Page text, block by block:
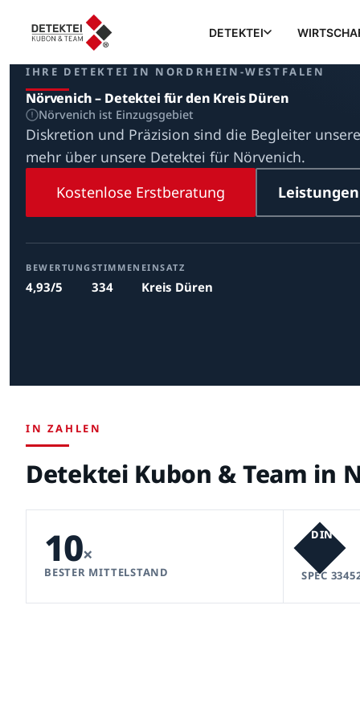
DETEKTEI
IHRE DETEKTEI IN NORDRHEIN-WESTFALEN
Nörvenich – Detektei für den Kreis Düren
Nörvenich ist Einzugsgebiet
Diskretion und Präzision sind die Begleiter
mehr über unsere Detektei für Nörvenich.
Kostenlose Erstberatung
BEWERTUNG
4,93/5
STIMMEN
334
EINSATZ
Kreis Düren
IN ZAHLEN
Detektei Kubon & Team in
10×
BESTER MITTELSTAND
DIN
SPEC